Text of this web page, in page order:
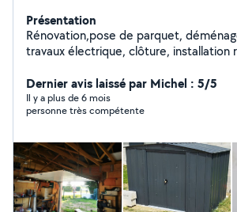
Présentation
Rénovation,pose de parquet, déménagement, petit
travaux électrique, clôture, installation
Dernier avis laissé par Michel : 5/5
Il y a plus de 6 mois
personne très compétente